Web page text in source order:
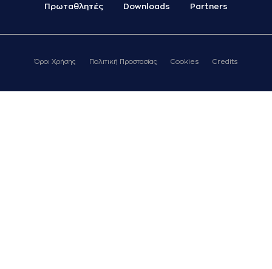
Πρωταθλητές Downloads Partners
Όροι Χρήσης Πολιτική Προστασίας Cookies Credits